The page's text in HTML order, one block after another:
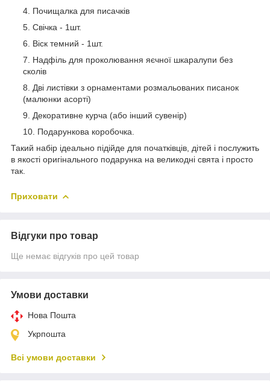
Почищалка для писачків
Свічка - 1шт.
Віск темний - 1шт.
Надфіль для проколювання яєчної шкаралупи без
сколів
Дві листівки з орнаментами розмальованих писанок
(малюнки асорті)
Декоративне курча (або інший сувенір)
Подарункова коробочка.
Такий набір ідеально підійде для початківців, дітей і послужить
в якості оригінального подарунка на великодні свята і просто
так.
Приховати
Відгуки про товар
Ще немає відгуків про цей товар
Умови доставки
Нова Пошта
Укрпошта
Всі умови доставки